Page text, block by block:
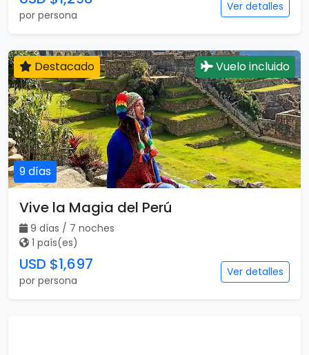
por persona
Ver detalles
9 días
Destacado Vuelo incluido
Vive la Magia del Perú
9 días / 7 noches
1 país(es)
USD $1,697
por persona
Ver detalles